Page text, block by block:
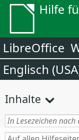
Hilfe
LibreOffice
Englisch
Inhalte